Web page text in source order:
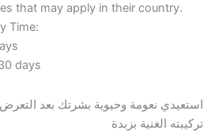
that may apply in their country.
Time:
days
استعيدي نعومة وحيوية بشرتك بعد
تركيبته الغنية بزبدة